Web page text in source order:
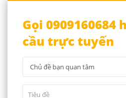
Gọi 0909160684
cầu trực tuyến